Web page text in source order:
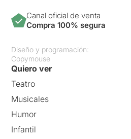
Canal oficial de venta
Compra 100% segura
Diseño y programación:
Copymouse
Quiero ver
Teatro
Musicales
Humor
Infantil